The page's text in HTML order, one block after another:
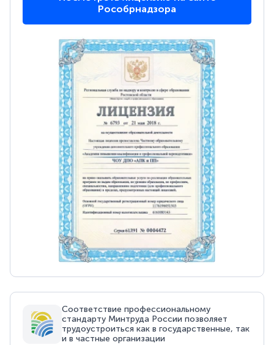
Рособрнадзора
Соответствие профессиональному
стандарту Минтруда России позволяет
трудоустроиться как в государственные, так
и в частные организации